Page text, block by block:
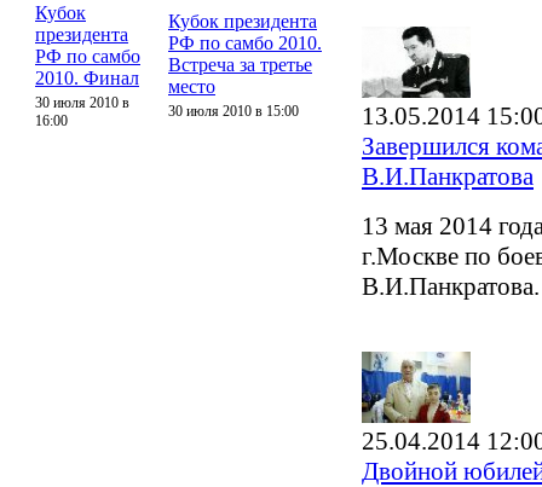
Кубок
президента
РФ по самбо
2010. Финал
30 июля 2010 в
16:00
Кубок президента
РФ по самбо 2010.
Встреча за третье
место
30 июля 2010 в 15:00
13.05.2014
Завершился
В.И.Панкратова
13 мая 2014
г.Москве по
В.И.Панкратова.
25.04.2014
Двойной